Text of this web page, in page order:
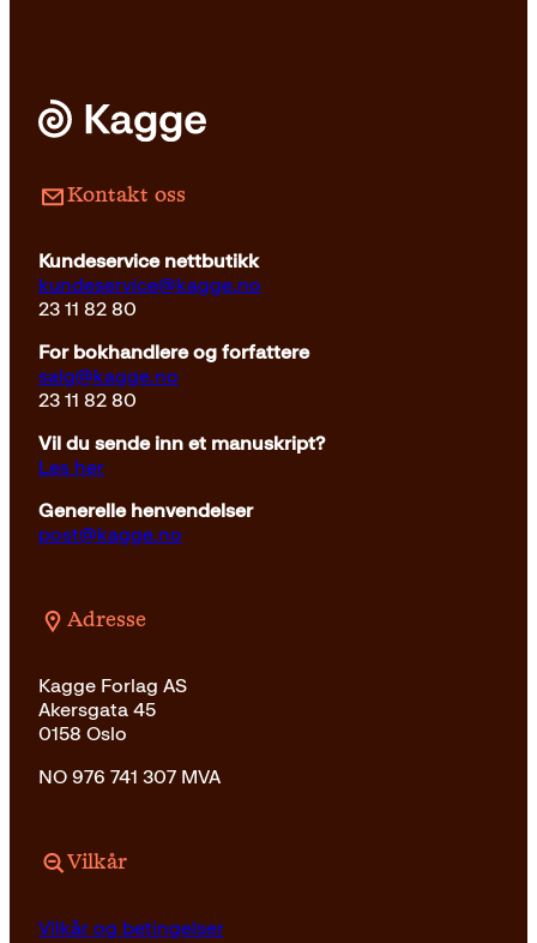
Kontakt oss
Kundeservice nettbutikk
kundeservice@kagge.no
23 11 82 80
For bokhandlere og forfattere
salg@kagge.no
23 11 82 80
Vil du sende inn et manuskript?
Les her
Generelle henvendelser
post@kagge.no
Adresse
Kagge Forlag AS
Akersgata 45
0158 Oslo
NO 976 741 307 MVA
Vilkår
Vilkår og betingelser